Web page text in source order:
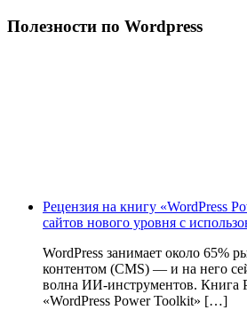
Полезности по Wordpress
Рецензия на книгу «WordPress
сайтов нового уровня с
WordPress занимает около 65%
контентом (CMS) — и на него
волна ИИ‑инструментов. Книга
«WordPress Power Toolkit» […]